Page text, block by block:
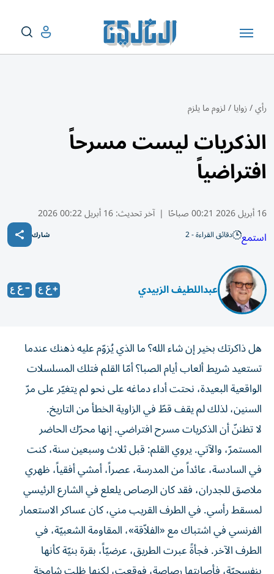
رأي/زوايا/لزوم ما يلزم
الذكريات ليست مسرحاً
افتراضياً
16 أبريل 2026 00:21 صباحًا | آخر تحديث:16 أبريل 00:22 2026
استمع دقائق القراءة - 2 شارك
عبداللطيف الزبيدي
هل ذاكرتك بخير إن شاء الله؟ ما الذي يُزوّم عليه ذهنك عندما
تستعيد شريط ألعاب أيام الصبا؟ أمّا القلم فتلك المسلسلات
الواقعية البعيدة، نحتت أداء دماغه على نحو لم يتغيّر على مرّ
السنين، لذلك لم يقف قطّ في الزاوية الخطأ من التاريخ.
لا تظننّ أن الذكريات مسرح افتراضي. إنها محرّك الحاضر
المستمرّ، والآتي. يروي القلم: قبل ثلاث وسبعين سنة، كنت
في السادسة، عائداً من المدرسة، عصراً، أمشي أفقياً، ظهري
ملاصق للجدران، فقد كان الرصاص يلعلع في الشارع الرئيسي
لمسقط رأسي. في الطرف القريب مني، كان عساكر الاستعمار
الفرنسي في اشتباك مع «الفلاّقة»، المقاومة الشعبيّة، في
الطرف الآخر. فجأةً عبرت الطريق، عرضيّاً، بقرة بنيّة كأنها